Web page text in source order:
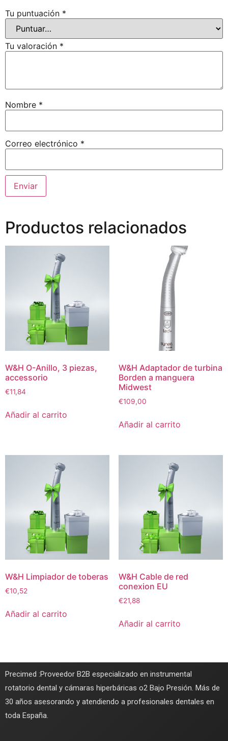
Tu puntuación *
Tu valoración *
Nombre *
Correo electrónico *
Productos relacionados
W&H O-Anillo, 3 piezas,
accessorio
€11,84
Añadir al carrito
W&H Adaptador de turbina
Borden a manguera
Midwest
€109,00
Añadir al carrito
W&H Limpiador de toberas
€10,52
Añadir al carrito
W&H Cable de red
conexion EU
€21,88
Añadir al carrito
Precimed :Proveedor B2B especializado en instrumental
rotatorio dental y cámaras hiperbáricas o2 Bajo Presión. Más de
30 años asesorando y atendiendo a profesionales dentales en
toda España.